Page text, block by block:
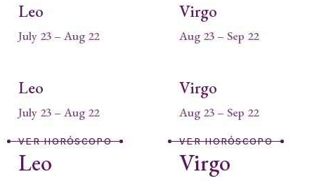
Leo
July 23 – Aug 22
Leo
July 23 – Aug 22
VER HORÓSCOPO
Leo
Virgo
Aug 23 – Sep 22
Virgo
Aug 23 – Sep 22
VER HORÓSCOPO
Virgo